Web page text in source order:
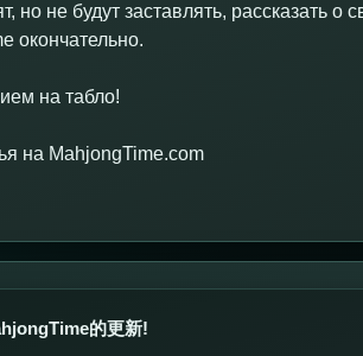
но не будут заставлять, рассказать о
окончательно.
на табло!
на MahjongTime.com
的更新!